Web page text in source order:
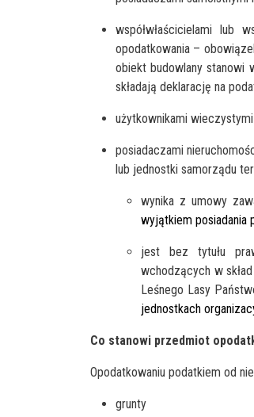
współwłaścicielami lub
opodatkowania –
obiekt budowlany stanowi
składają deklarację na
użytkownikami
posiadaczami
lub jednostki samorządu
wynika z umowy
wyjątkiem posiadania
jest bez tytułu
wchodzących w
Leśnego Lasy
jednostkach
Co stanowi przedmiot
Opodatkowaniu podatkiem od
grunty